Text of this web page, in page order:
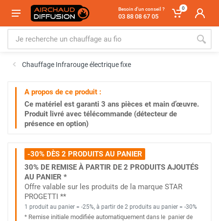
Besoin d'un conseil ?
03 88 08 67 05
0
Chauffage Infrarouge électrique fixe
A propos de ce produit :
Ce matériel est garanti 3 ans pièces et main d’œuvre.
Produit livré avec télécommande (détecteur de
présence en option)
-30% DÈS 2 PRODUITS AU PANIER
30% DE REMISE À PARTIR DE 2 PRODUITS AJOUTÉS
AU PANIER *
Offre valable sur les produits de la marque STAR
PROGETTI **
1 produit au panier = -25%, à partir de 2 produits au panier = -30%
* Remise initiale modifiée automatiquement dans le panier de